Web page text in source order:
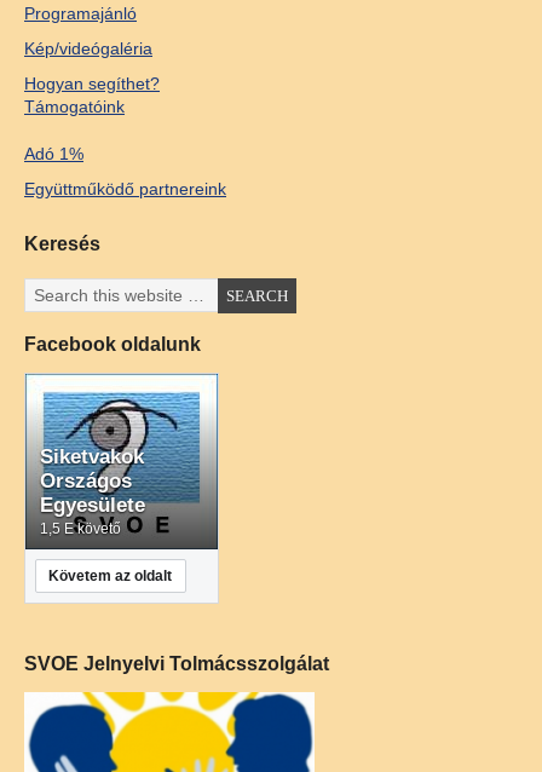
Programajánló
Kép/videógaléria
Hogyan segíthet?
Támogatóink
Adó 1%
Együttműködő partnereink
Keresés
Facebook oldalunk
Siketvakok
Országos
Egyesülete
1,5 E követő
Követem az oldalt
SVOE Jelnyelvi Tolmácsszolgálat